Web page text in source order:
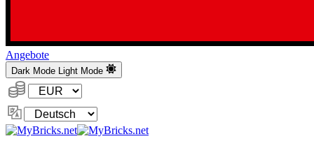
Angebote
Dark Mode Light Mode
Währung:
Sprache
ändern